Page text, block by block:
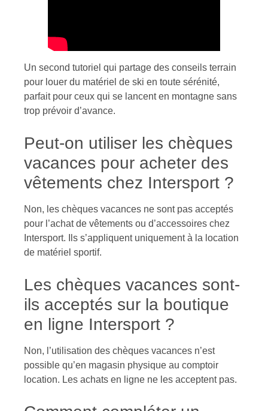
Un second tutoriel qui partage des conseils terrain
pour louer du matériel de ski en toute sérénité,
parfait pour ceux qui se lancent en montagne sans
trop prévoir d’avance.
Peut-on utiliser les chèques
vacances pour acheter des
vêtements chez Intersport ?
Non, les chèques vacances ne sont pas acceptés
pour l’achat de vêtements ou d’accessoires chez
Intersport. Ils s’appliquent uniquement à la location
de matériel sportif.
Les chèques vacances sont-
ils acceptés sur la boutique
en ligne Intersport ?
Non, l’utilisation des chèques vacances n’est
possible qu’en magasin physique au comptoir
location. Les achats en ligne ne les acceptent pas.